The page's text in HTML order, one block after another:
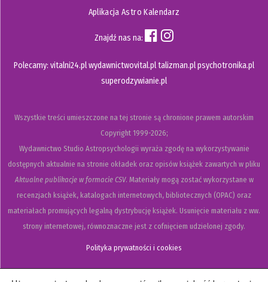
Aplikacja Astro Kalendarz
Znajdź nas na:
Polecamy: vitalni24.plwydawnictwovital.pltalizman.plpsychotronika.pl
superodzywianie.pl
Wszystkie treści umieszczone na tej stronie są chronione prawem autorskim
Copyright1999-2026;
Wydawnictwo Studio Astropsychologii wyraża zgodę na wykorzystywanie
dostępnych aktualnie na stronie okładek oraz opisów książek zawartych w pliku
Aktualne publikacje w formacie CSV. Materiały mogą zostać wykorzystane w
recenzjach książek, katalogach internetowych, bibliotecznych (OPAC) oraz
materiałach promujących legalną dystrybucję książek. Usunięcie materiału z ww.
strony internetowej, równoznaczne jest z cofnięciem udzielonej zgody.
Polityka prywatności i cookies